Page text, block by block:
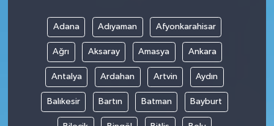
Adana Adıyaman Afyonkarahisar
Ağrı Aksaray Amasya Ankara
Antalya Ardahan Artvin Aydın
Balıkesir Bartın Batman Bayburt